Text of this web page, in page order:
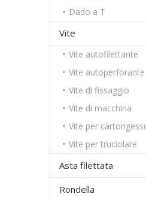
Dado a T
Vite
Vite autofilettante
Vite autoperforante
Vite di fissaggio
Vite di macchina
Vite per
Vite per truciolare
Asta filettata
Rondella